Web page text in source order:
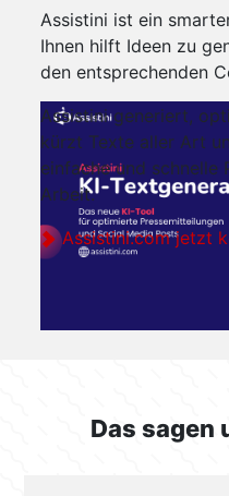
Assistini ist ein
Ihnen hilft Ideen zu
den entsprechenden
Assistini generiert,
kürzt Texte aller Art
einfache und schnelle
Arbeit.
Assistini.com jetzt
Das sagen